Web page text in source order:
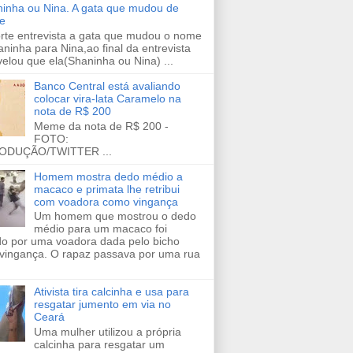
ou Nina. A gata que mudou de
entrevista a gata que mudou o nome
para Nina,ao final da entrevista
que ela(Shaninha ou Nina) ...
Banco Central está avaliando
colocar vira-lata Caramelo na
nota de R$ 200
Meme da nota de R$ 200 -
FOTO:
TWITTER ...
Homem mostra dedo médio a
macaco e primata lhe retribui
com voadora como vingança
Um homem que mostrou o dedo
médio para um macaco foi
por uma voadora dada pelo bicho
O rapaz passava por uma rua
Ativista tira calcinha e usa para
resgatar jumento em via no
Ceará
Uma mulher utilizou a própria
calcinha para resgatar um